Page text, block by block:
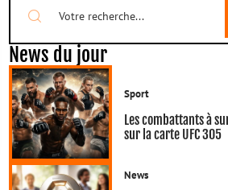
News du jour
Sport
Les combattants à
sur la carte UFC 305
News